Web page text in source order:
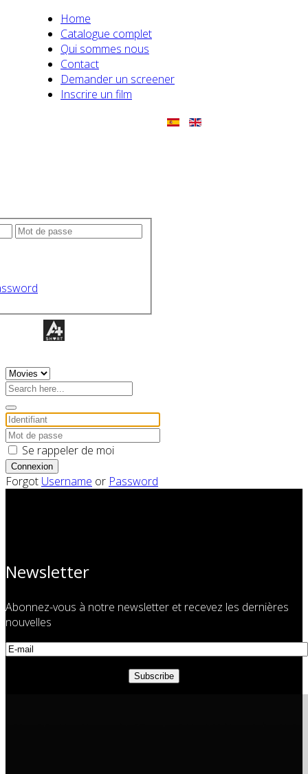
Home
Catalogue complet
Qui sommes nous
Contact
Demander un screener
Inscrire un film
Se rappeler de moi
Connexion
Forgot Username or Password
Newsletter
Abonnez-vous à notre newsletter et recevez les dernières
nouvelles